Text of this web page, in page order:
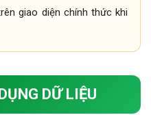
giao diện chính thức khi
DỮ LIỆU